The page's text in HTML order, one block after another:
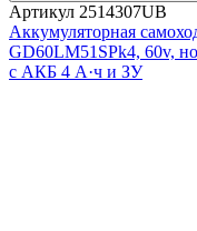
Артикул 2514307UB
Аккумуляторная
GD60LM51SPk4, 60v,
с АКБ 4 А·ч и ЗУ